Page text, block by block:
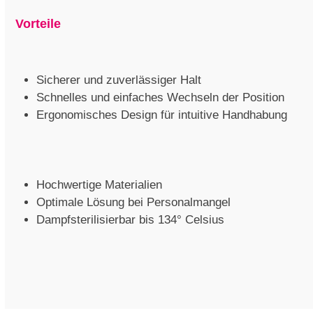
Vorteile
Sicherer und zuverlässiger Halt
Schnelles und einfaches Wechseln der Position
Ergonomisches Design für intuitive Handhabung
Hochwertige Materialien
Optimale Lösung bei Personalmangel
Dampfsterilisierbar bis 134° Celsius